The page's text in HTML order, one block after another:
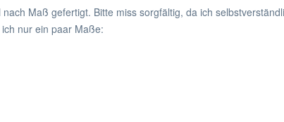
Maß gefertigt. Bitte miss sorgfältig, da ich
nur ein paar Maße: